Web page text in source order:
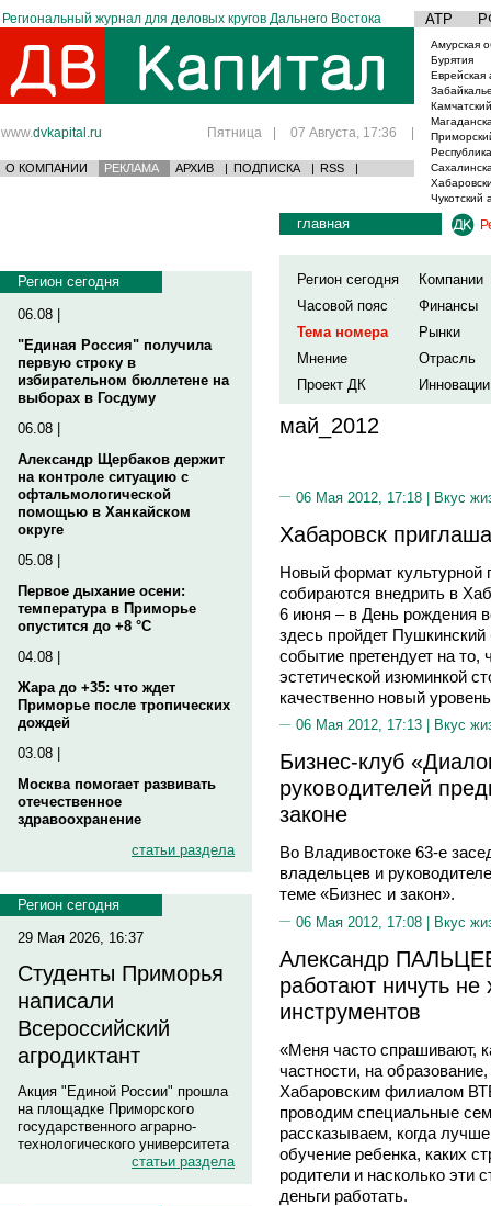
Региональный журнал для деловых кругов Дальнего Востока АТР
www.dvkapital.ru Пятница | 07 Августа, 17:36 |
О КОМПАНИИ РЕКЛАМА АРХИВ | ПОДПИСКА | RSS |
Амурская
Бурятия
Еврейская
Чукотский
Регион сегодня
06.08 |
"Единая Россия" получила
первую строку в
избирательном бюллетене на
выборах в Госдуму
06.08 |
Александр Щербаков держит
на контроле ситуацию с
офтальмологической
помощью в Ханкайском
округе
05.08 |
Первое дыхание осени:
температура в Приморье
опустится до +8 °C
04.08 |
Жара до +35: что ждет
Приморье после тропических
дождей
03.08 |
Москва помогает развивать
отечественное
здравоохранение
статьи раздела
Регион сегодня
29 Мая 2026, 16:37
Студенты Приморья
написали
Всероссийский
агродиктант
Акция "Единой России" прошла
на площадке Приморского
государственного аграрно-
технологического университета
статьи раздела
главная
Регион сегодня
Компании
Часовой пояс
Финансы
Тема номера
Рынки
Мнение
Отрасль
Проект ДК
Инновации
май_2012
06 Мая 2012, 17:18 | Вкус
Хабаровск
Новый формат
собираются внедрить в
6 июня – в День рождения
здесь пройдет
событие претендует на то,
эстетической изюминкой
качественно новый
06 Мая 2012, 17:13 | Вкус
Бизнес-клуб
руководителей
законе
Во Владивостоке 63-е
владельцев и
теме «Бизнес и закон».
06 Мая 2012, 17:08 | Вкус
Александр
работают ничуть
инструментов
«Меня часто спрашивают,
частности, на
Хабаровским филиалом
проводим специальные
рассказываем, когда
обучение ребенка, каких
родители и насколько эти
деньги работать.